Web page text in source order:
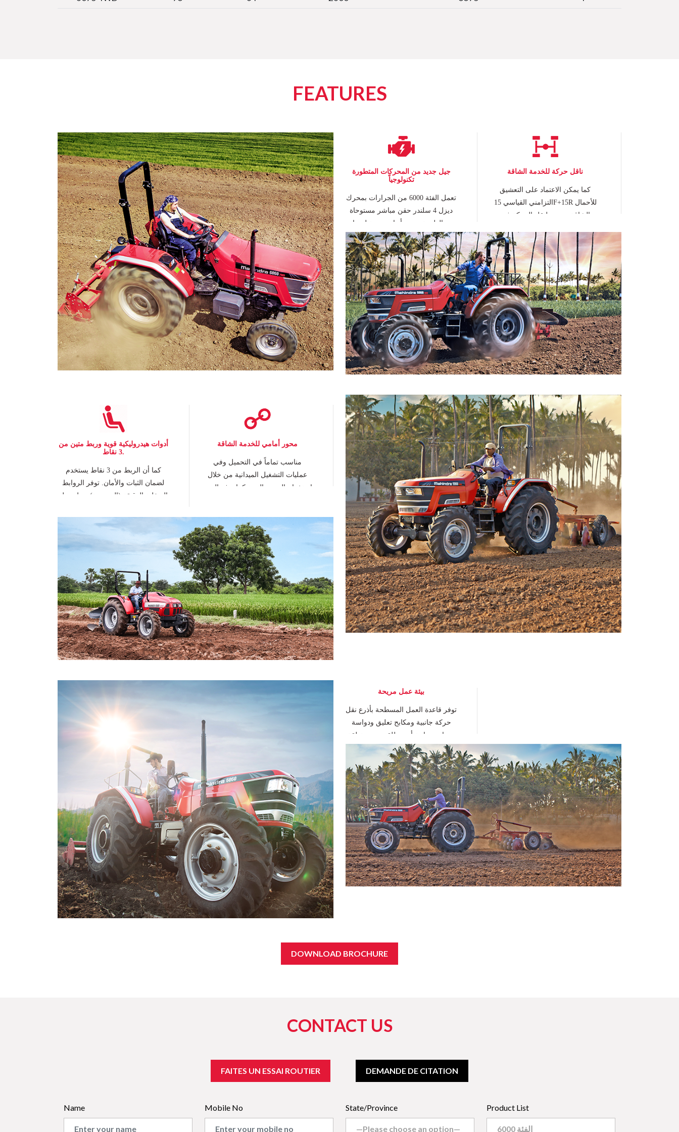
FEATURES
جيل جديد من المحركات المتطورة
تكنولوجياً
تعمل الفئة 6000 من الجرارات بمحرك
ديزل 4 سلندر حقن مباشر مستوحاة
من الطبيعة. حيث أنها مصممة لضمان
منحنى عزم مستقيم وتحقيق أعلى
مستويات عزم، تصل إلى 213 نانو متر
حتى 305 نانومتر، لضمان أعلى إنتاجية
في كل من تطبيقات أعلى مأخذ قدرة
وتطبيقات الجر. احتياطي عزم فائق
يصل إلى 25% يوفر لك المزيد من
القدرة على السحب مع الحد من
الحاجة لتغيير السرعة على فترات في
الظروف الوعرة.
ناقل حركة للخدمة الشاقة
كما يمكن الاعتماد على التعشيق
التزامني القياسي 15F+15R للأحمال
الشاقة مصمم لنقل الحركة في
بهذه الجرارات مجموعة متنوعة من
نقل السرعات توفر قوة هائلة مناسبة
لأحمال العزم المرتفع التي يتم نقلها
بالجرار. يتيح العدد الكبير من خيارات
السرعات أداء العديد من المهام
الزراعية المتنوعة بنجاح. يجعل المكوك
الانتقال من السرعات الأمامية إلى
السرعات الخلفية سهلاً وسريعاً، ومن
ثمَّ يضمن أعلى إنتاجية أثناء كثافة
الأحمال وأثناء العمل في الأراضي
الرأسية. يوفر ذراع مأخذ القدرة
تعتمد على مأخذ القدرة.
أدوات هيدروليكية قوية وربط متين من
3 نقاط.
كما أن الربط من 3 نقاط يستخدم
لضمان الثبات والأمان. توفر الروابط
السفلية الدقيقة (المجهرية) ربط سهل
توفر القوة الهيدروليكية الهائلة المتاحة
للتعامل مع أثقل الأوزان عند الرفع
بُعد هما المعيار الأساسي
محور أمامي للخدمة الشاقة
مناسب تماماً في التحميل وفي
عمليات التشغيل الميدانية من خلال
استخدام المحور التربة كما يوفر العزم
أداء في عمليات التحميل والعمليات
الميدانية. كما أن عجلة القيادة تعمل
بدون مجهود حتى في الأماكن المغلقة.
الهيدروستاتيكية سريعة الاستجابة لها
زاوية قيادة محكمة لتوفير قدرة على
المناورة
بيئة عمل مريحة
توفر قاعدة العمل المسطحة بأذرع نقل
حركة جانبية ومكابح تعليق ودواسة
دبرياج مساحة أوسع للقدمين ومنطقة
عمل رحبة. المقعد مزود بالعديد من
خصائص الراحة مثل الوسائد التي
يمكن تشكيلها والتعليق القابل للضبط،
وهذا كل ما تحتاجه في الرحلات
الطويلة
DOWNLOAD BROCHURE
CONTACT US
FAITES UN ESSAI ROUTIER DEMANDE DE CITATION
Name Mobile No State/Province Product List